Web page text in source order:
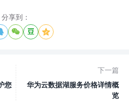
分享到：
  
您
下一篇
华为云数据湖服务价格详情概
览